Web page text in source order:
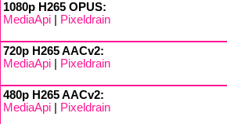
1080p H265 OPUS:
MediaApi
Pixeldrain
720p H265 AACv2:
MediaApi
Pixeldrain
480p H265 AACv2:
MediaApi
Pixeldrain